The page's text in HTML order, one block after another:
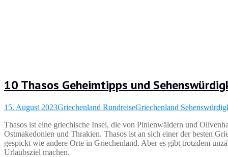
10 Thasos Geheimtipps und
15. August 2023Griechenland RundreiseGriechenland
Thasos ist eine griechische Insel, die von Pinienwäldern und
Ostmakedonien und Thrakien. Thasos ist an sich einer der besten
gespickt wie andere Orte in Griechenland. Aber es gibt trotzdem
Urlaubsziel machen.